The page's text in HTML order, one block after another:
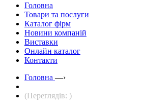
Головна
Товари та послуги
Каталог фірм
Новини компаній
Виставки
Онлайн каталог
Контакти
Головна —›
(Переглядів: )